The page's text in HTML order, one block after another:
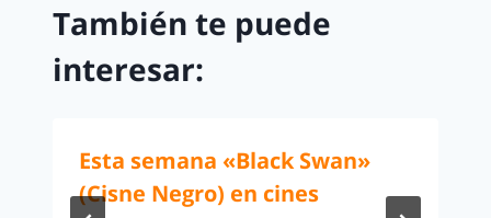
También te puede
interesar:
Esta semana «Black Swan»
(Cisne Negro) en cines